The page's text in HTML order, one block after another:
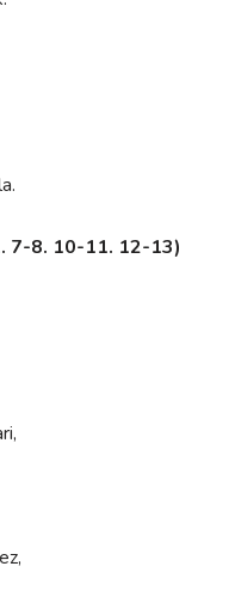
7-8. 10-11. 12-13)